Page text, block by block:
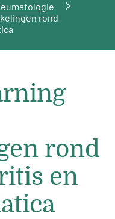
rond
rond
en